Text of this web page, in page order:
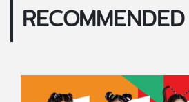
RECOMMENDED